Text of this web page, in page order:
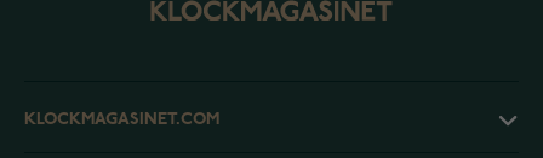
KLOCKMAGASINET.COM